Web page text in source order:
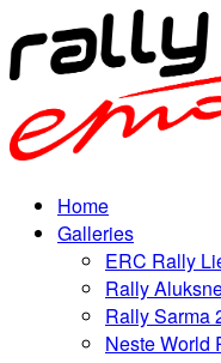
Home
Galleries
ERC Rally
Rally
Rally Sarma
Neste World